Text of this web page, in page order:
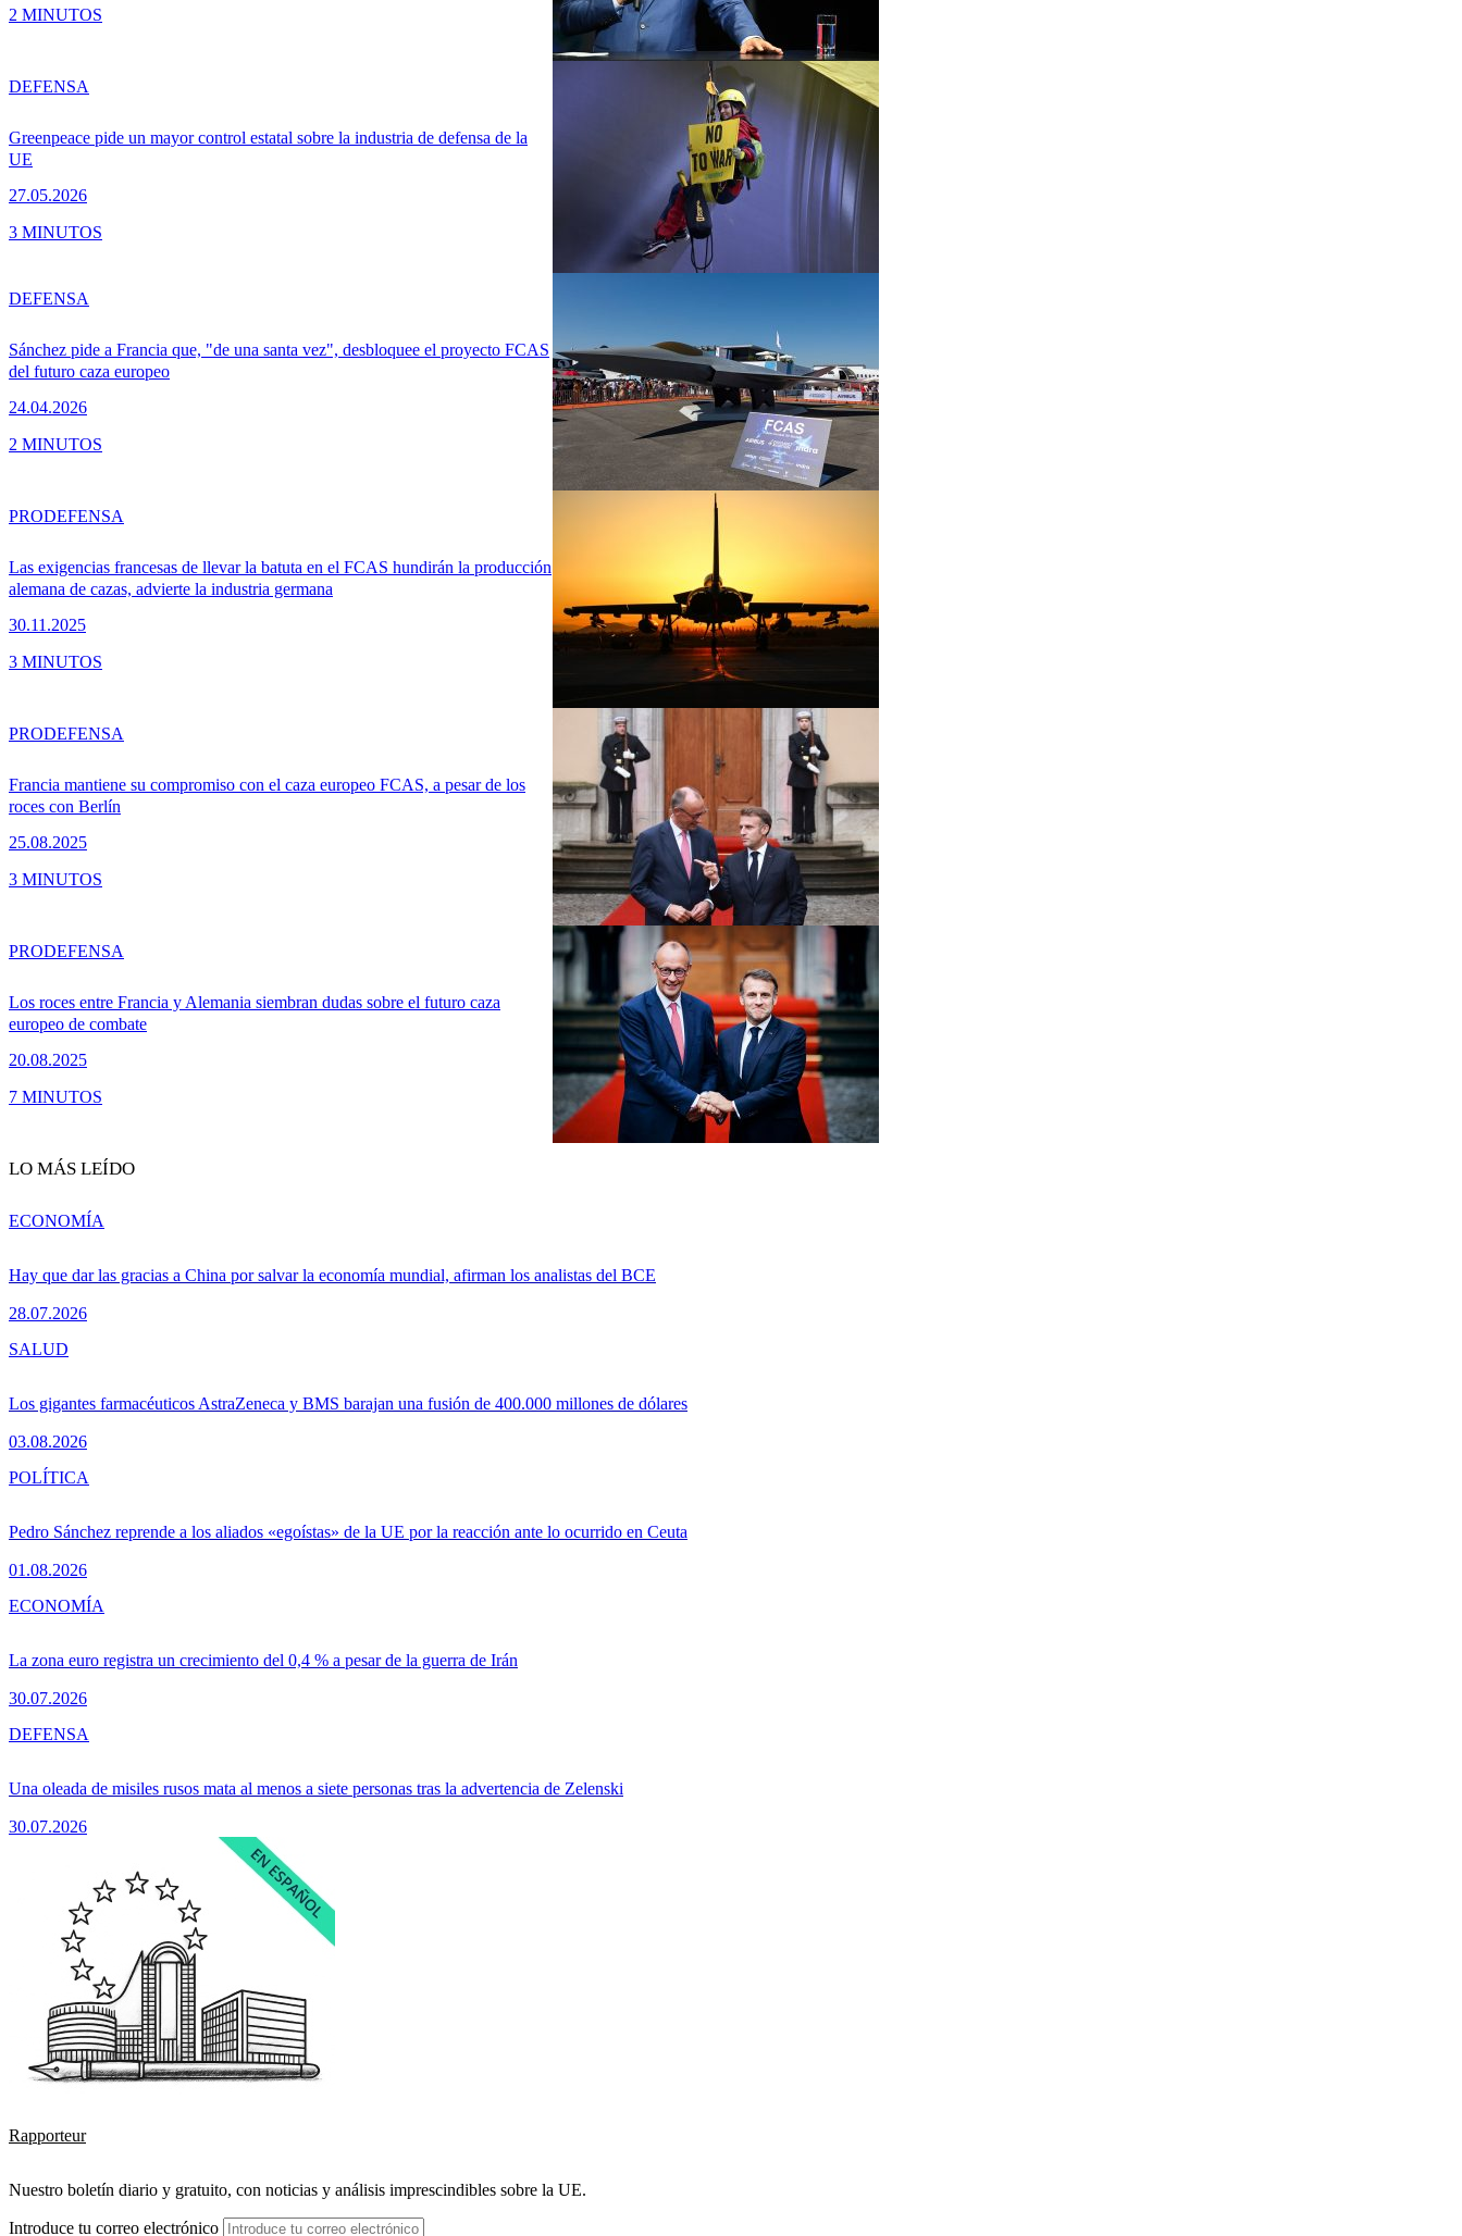
2 MINUTOS
Greenpeace pide un mayor control estatal sobre la industria de defensa de la
UE
27.05.2026
DEFENSA
3 MINUTOS
Sánchez pide a Francia que, "de una santa vez", desbloquee el proyecto FCAS
del futuro caza europeo
24.04.2026
DEFENSA
2 MINUTOS
Las exigencias francesas de llevar la batuta en el FCAS hundirán la producción
alemana de cazas, advierte la industria germana
30.11.2025
PRODEFENSA
3 MINUTOS
Francia mantiene su compromiso con el caza europeo FCAS, a pesar de los
roces con Berlín
25.08.2025
PRODEFENSA
3 MINUTOS
Los roces entre Francia y Alemania siembran dudas sobre el futuro caza
europeo de combate
20.08.2025
PRODEFENSA
7 MINUTOS
LO MÁS LEÍDO
Hay que dar las gracias a China por salvar la economía mundial, afirman los analistas del BCE
28.07.2026
ECONOMÍA
Los gigantes farmacéuticos AstraZeneca y BMS barajan una fusión de 400.000 millones de dólares
03.08.2026
SALUD
Pedro Sánchez reprende a los aliados «egoístas» de la UE por la reacción ante lo ocurrido en Ceuta
01.08.2026
POLÍTICA
La zona euro registra un crecimiento del 0,4 % a pesar de la guerra de Irán
30.07.2026
ECONOMÍA
Una oleada de misiles rusos mata al menos a siete personas tras la advertencia de Zelenski
30.07.2026
DEFENSA
Rapporteur
Nuestro boletín diario y gratuito, con noticias y análisis imprescindibles sobre la UE.
Introduce tu correo electrónico